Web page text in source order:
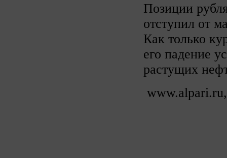
Позиции
отступил от
Как только
его падение
растущих